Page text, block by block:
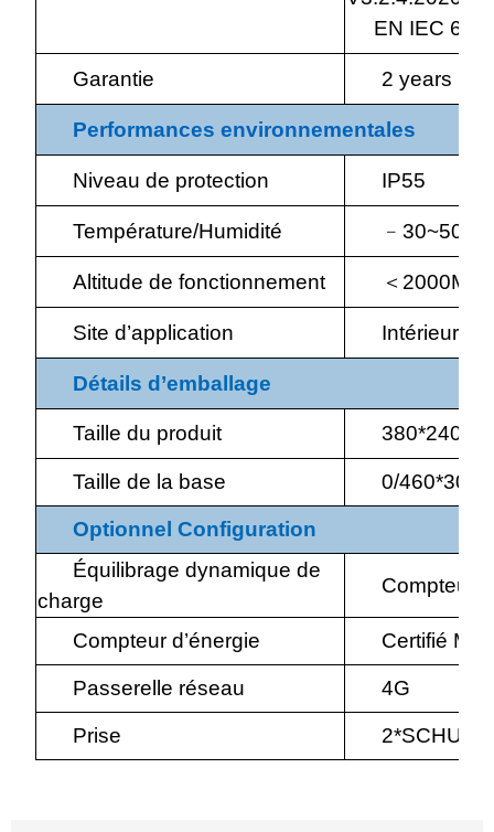
EN IEC
Garantie 2 years
Performancesenvironnementales
Niveau de protection IP55
Température/Humidité ﹣30~50
Altitude de fonctionnement ＜ 2000M
Site d’application Intérieur/
Détails d’emballage
Taille du produit
Taille de la base 0/
OptionnelConfiguration
Équilibrage dynamique de
charge
Compteur
Compteur d’énergie Certifié MID
Passerelle réseau 4G
Prise 2*SCHUKO